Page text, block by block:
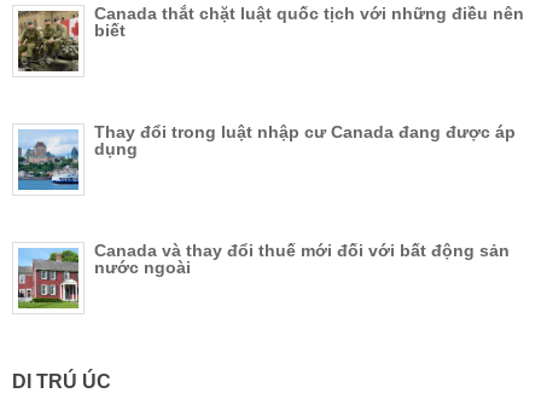
Canada thắt chặt luật quốc tịch với những điều nên
biết
Thay đổi trong luật nhập cư Canada đang được áp
dụng
Canada và thay đổi thuế mới đối với bất động sản
nước ngoài
DI TRÚ ÚC